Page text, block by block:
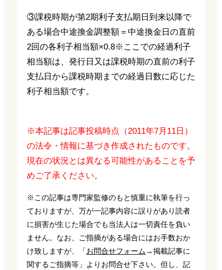
③課税時期が第2期利子支払期日到来以降で
ある場合中途換金調整額＝中途換金日の直前
2回の各利子相当額×0.8※ここでの経過利子
相当額は、発行日又は課税時期の直前の利子
支払日から課税時期までの経過日数に応じた
利子相当額です。
※本記事は記事投稿時点（2011年7月11日）
の法令・情報に基づき作成されたものです。
現在の状況とは異なる可能性があることを予
めご了承ください。
※この記事は専門家監修のもと慎重に執筆を行っ
ておりますが、万が一記事内容に誤りがあり読者
に損害が生じた場合でも当法人は一切責任を負い
ません。なお、ご指摘がある場合にはお手数おか
け致しますが、「お問合せフォーム →掲載記事に
関するご指摘等」よりお問合せ下さい。但し、記